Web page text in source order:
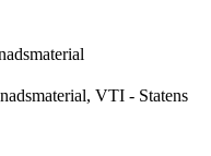
VTI - Statens